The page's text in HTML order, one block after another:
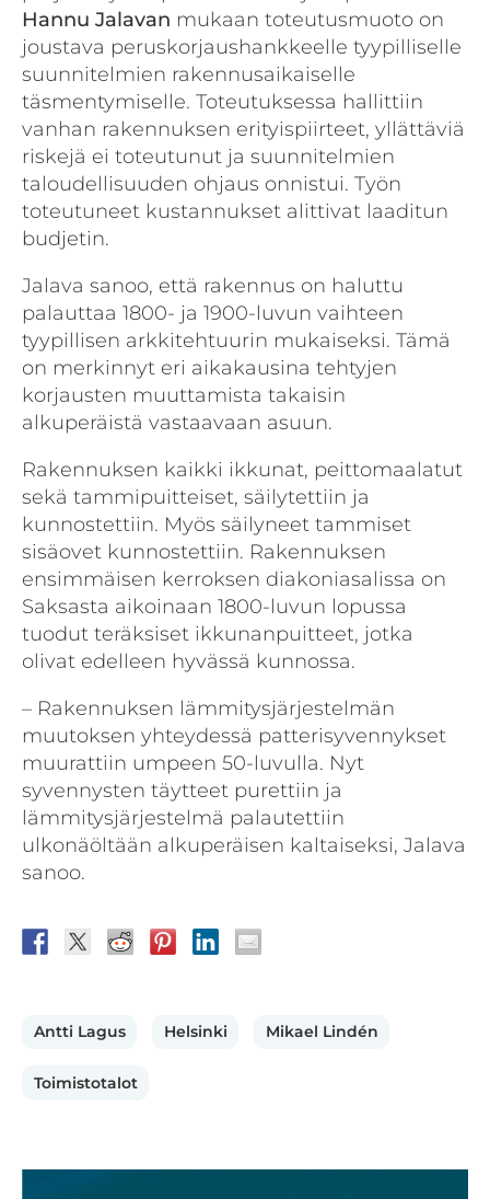
Hannu Jalavan mukaan toteutusmuoto on
joustava peruskorjaushankkeelle tyypilliselle
suunnitelmien rakennusaikaiselle
täsmentymiselle. Toteutuksessa hallittiin
vanhan rakennuksen erityispiirteet, yllättäviä
riskejä ei toteutunut ja suunnitelmien
taloudellisuuden ohjaus onnistui. Työn
toteutuneet kustannukset alittivat laaditun
budjetin.
Jalava sanoo, että rakennus on haluttu
palauttaa 1800- ja 1900-luvun vaihteen
tyypillisen arkkitehtuurin mukaiseksi. Tämä
on merkinnyt eri aikakausina tehtyjen
korjausten muuttamista takaisin
alkuperäistä vastaavaan asuun.
Rakennuksen kaikki ikkunat, peittomaalatut
sekä tammipuitteiset, säilytettiin ja
kunnostettiin. Myös säilyneet tammiset
sisäovet kunnostettiin. Rakennuksen
ensimmäisen kerroksen diakoniasalissa on
Saksasta aikoinaan 1800-luvun lopussa
tuodut teräksiset ikkunanpuitteet, jotka
olivat edelleen hyvässä kunnossa.
– Rakennuksen lämmitysjärjestelmän
muutoksen yhteydessä patterisyvennykset
muurattiin umpeen 50-luvulla. Nyt
syvennysten täytteet purettiin ja
lämmitysjärjestelmä palautettiin
ulkonäöltään alkuperäisen kaltaiseksi, Jalava
sanoo.
Antti Lagus Helsinki Mikael Lindén
Toimistotalot